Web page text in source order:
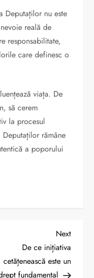
Deputaților nu este
reală de
responsabilitate,
care definesc o
viața. De
să cerem
la procesul
rămâne
a poporului
Next
Post
Next
De ce inițiativa
cetățenească este un
fundamental